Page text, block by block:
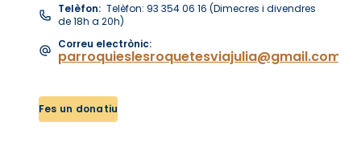
Telèfon: Telèfon: 93 354 06 16 (Dimecres i divendres
de 18h a 20h)
Correu electrònic:
parroquieslesroquetesviajulia@gmail.com
Fes un donatiu